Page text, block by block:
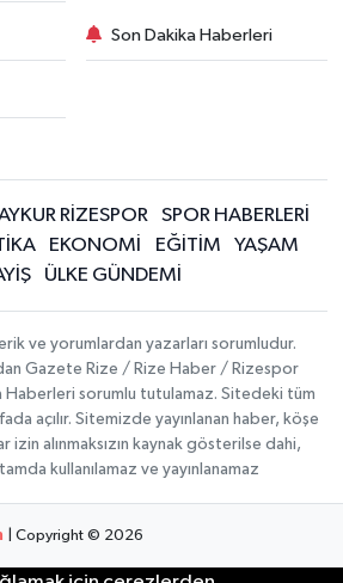
Son Dakika Haberleri
RİZESPOR
SPOR HABERLERİ
EKONOMİ EĞİTİM
YAŞAM
ÜLKE GÜNDEMİ
ve yorumlardan yazarları sorumludur.
Gazete Rize / Rize Haber / Rizespor
Haberleri sorumlu tutulamaz. Sitedeki tüm
açılır. Sitemizde yayınlanan haber, köşe
izin alınmaksızın kaynak gösterilse dahi,
kullanılamaz ve yayınlanamaz
| Copyright © 2026